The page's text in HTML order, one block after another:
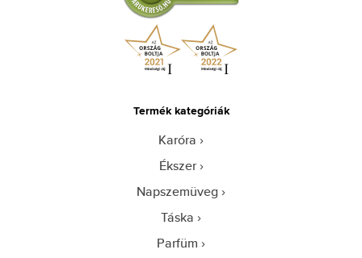
Termék kategóriák
Karóra
Ékszer
Napszemüveg
Táska
Parfüm